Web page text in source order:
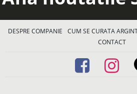
DESPRE COMPANIE CUM SE CURATA
CONTACT